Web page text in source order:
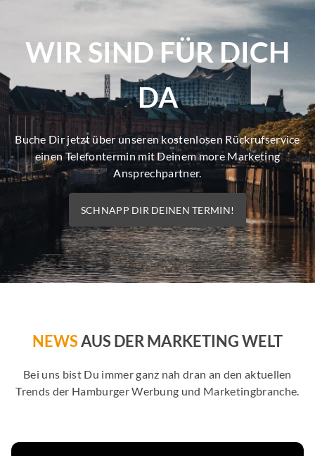
WIR SIND FÜR DICH
DA
Buche Dir jetzt über unseren kostenlosen Rückrufservice
einen Telefontermin mit Deinem more Marketing
Ansprechpartner.
SCHNAPP DIR DEINEN TERMIN!
NEWSAUS DER MARKETING WELT
Bei uns bist Du immer ganz nah dran an den aktuellen
Trends der Hamburger Werbung und Marketingbranche.